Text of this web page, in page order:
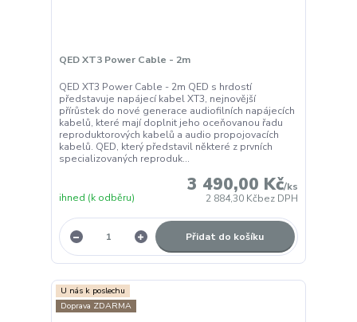
QED XT3 Power Cable - 2m
QED XT3 Power Cable - 2m QED s hrdostí
představuje napájecí kabel XT3, nejnovější
přírůstek do nové generace audiofilních napájecích
kabelů, které mají doplnit jeho oceňovanou řadu
reproduktorových kabelů a audio propojovacích
kabelů. QED, který představil některé z prvních
specializovaných reproduk...
3 490,00 Kč/ks
2 884,30 Kčbez DPH
ihned (k odběru)
Přidat do košíku
U nás k poslechu
Doprava ZDARMA